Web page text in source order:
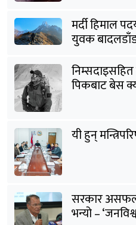
मर्दी हिमाल
युवक
निम्सदाइसहित
पिकबाट बेस
यी हुन्
सरकार असफल
भन्यो –